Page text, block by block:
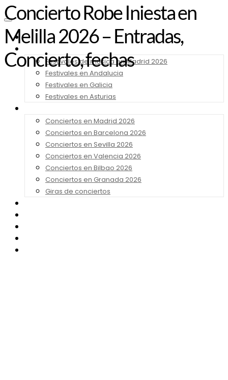
Noticias
Festivales de música en Madrid 2026
Festivales en Andalucia
Festivales en Galicia
Festivales en Asturias
Conciertos en Madrid 2026
Conciertos en Barcelona 2026
Conciertos en Sevilla 2026
Conciertos en Valencia 2026
Conciertos en Bilbao 2026
Conciertos en Granada 2026
Giras de conciertos
Concierto Robe Iniesta en
Melilla 2026 – Entradas,
Concierto, fechas